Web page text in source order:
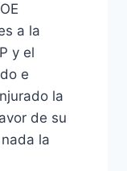
a la
y el
e
la
de su
la